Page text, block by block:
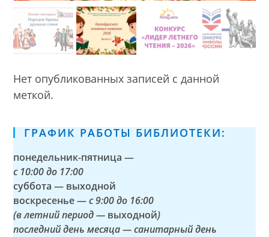
Нет опубликованных записей с данной
меткой.
ГРАФИК РАБОТЫ БИБЛИОТЕКИ:
понедельник-пятница —
с 10:00 до 17:00
суббота — выходной
воскресенье —с 9:00 до 16:00
(в летний период — выходной)
последний день месяца — санитарный день